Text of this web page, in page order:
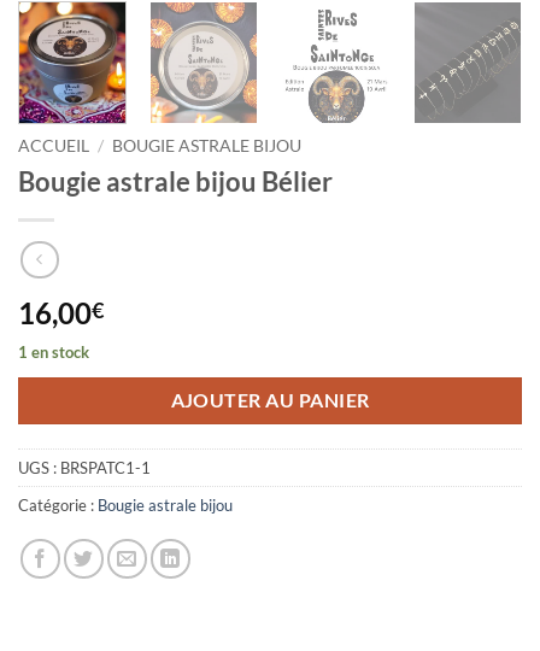
ACCUEIL / BOUGIE ASTRALE BIJOU
Bougie astrale bijou Bélier
16,00€
1 en stock
AJOUTER AU PANIER
UGS : BRSPATC1-1
Catégorie : Bougie astrale bijou